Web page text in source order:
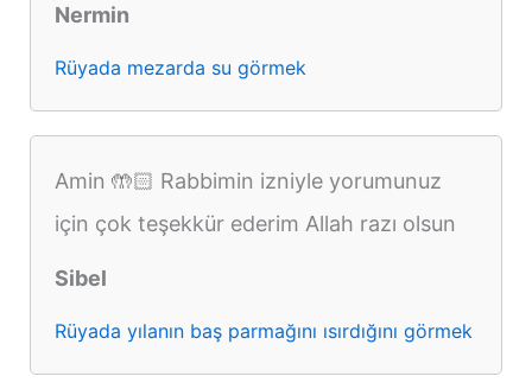
Nermin
Rüyada mezarda su görmek
Amin 🤲🏻 Rabbimin izniyle yorumunuz
için çok teşekkür ederim Allah razı olsun
Sibel
Rüyada yılanın baş parmağını ısırdığını görmek